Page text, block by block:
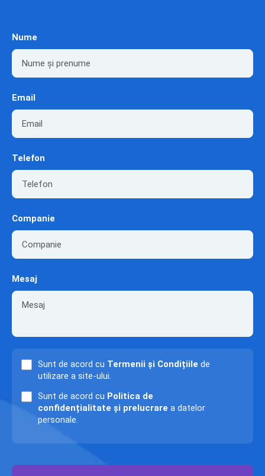
Nume
Email
Telefon
Companie
Mesaj
Sunt de acord cu Termenii și Condițiile de
utilizare a site-ului.
Sunt de acord cu Politica de
confidențialitate și prelucrare a datelor
personale.